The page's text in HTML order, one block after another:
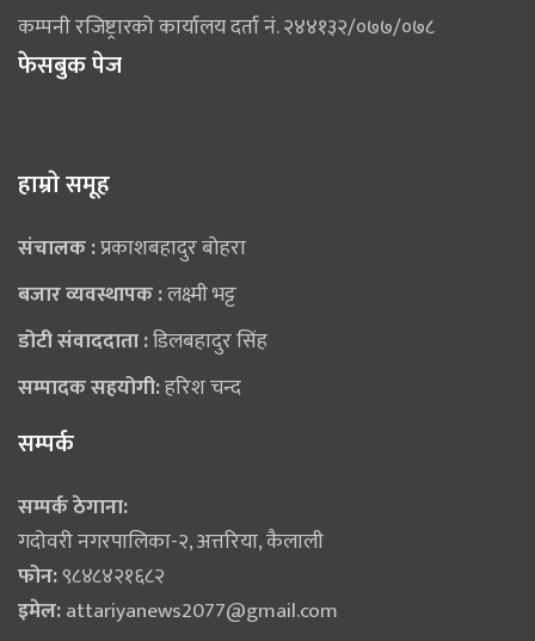
कम्पनी रजिष्ट्रारको कार्यालय दर्ता नं. २४४१३२/०७७/०७८
फेसबुक पेज
हाम्राे समूह
संचालक :प्रकाशबहादुर बोहरा
बजार व्यवस्थापक :लक्ष्मी भट्ट
डोटी संवाददाता :डिलबहादुर सिंह
सम्पादक सहयोगी:हरिश चन्द
सम्पर्क
सम्पर्क ठेगाना:
गदोवरी नगरपालिका-२, अत्तरिया, कैलाली
फोन:९८४८४२१६८२
इमेल:attariyanews2077@gmail.com